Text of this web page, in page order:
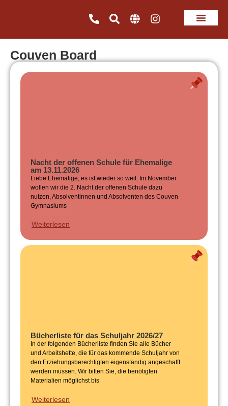
Couven Board
Nacht der offenen Schule für Ehemalige
am 13.11.2026
Liebe Ehemalige, es ist wieder so weit. Im November
wollen wir die 2. Nacht der offenen Schule dazu
nutzen, Absolventinnen und Absolventen des Couven
Gymnasiums
Weiterlesen
Bücherliste für das Schuljahr 2026/27
In der folgenden Bücherliste finden Sie alle Bücher
und Arbeitshefte, die für das kommende Schuljahr von
den Erziehungsberechtigten eigenständig angeschafft
werden müssen. Wir bitten Sie, die benötigten
Materialien möglichst bis
Weiterlesen